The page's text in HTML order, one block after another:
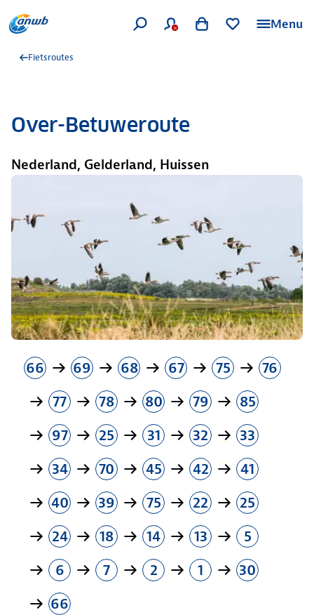
Menu
Fietsroutes
Over-Betuweroute
Nederland, Gelderland, Huissen
66 69 68 67 75
76
77
78 80 79
85
97
25 31 32
33
34
70 45 42
41
40
39 75 22
25
24
18 14 13
5
6
7 2 1
30
66